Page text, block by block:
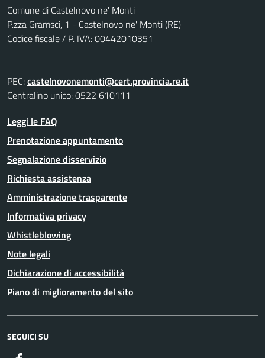
Comune di Castelnovo ne' Monti
P.zza Gramsci, 1 - Castelnovo ne' Monti (RE)
Codice fiscale / P. IVA: 00442010351
PEC:castelnovonemonti@cert.provincia.re.it
Centralino unico: 0522 610111
Leggi le FAQ
Prenotazione appuntamento
Segnalazione disservizio
Richiesta assistenza
Amministrazione trasparente
Informativa privacy
Whistleblowing
Note legali
Dichiarazione di accessibilità
Piano di miglioramento del sito
SEGUICI SU